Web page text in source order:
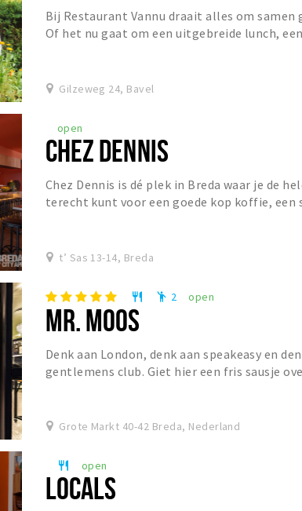
Bij Restaurant Vannu draait alles om samen
Of het nu gaat om een uitgebreide lunch,
Gilzeweg 24, Bavel
open
CHEZ DENNIS
Chez Dennis is dé plek in Breda waar je de
terecht kunt voor een goede kop koffie, een
t’ Sas 13-14, Breda
restaurant emoji_people 2 open
MR. MOOS
Denk aan London, denk aan speakeasy en
gentlemens club. Giet hier een fris sausje
Grote Markt 40-42 Breda, Nederland
restaurant open
LOCALS